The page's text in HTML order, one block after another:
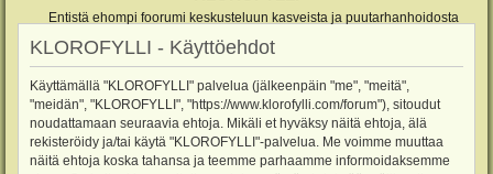
Entistä ehompi foorumi keskusteluun kasveista ja puutarhanhoidosta
KLOROFYLLI - Käyttöehdot
Käyttämällä "KLOROFYLLI" palvelua (jälkeenpäin "me", "meitä",
"meidän", "KLOROFYLLI", "https://www.klorofylli.com/forum"), sitoudut
noudattamaan seuraavia ehtoja. Mikäli et hyväksy näitä ehtoja, älä
rekisteröidy ja/tai käytä "KLOROFYLLI"-palvelua. Me voimme muuttaa
näitä ehtoja koska tahansa ja teemme parhaamme informoidaksemme